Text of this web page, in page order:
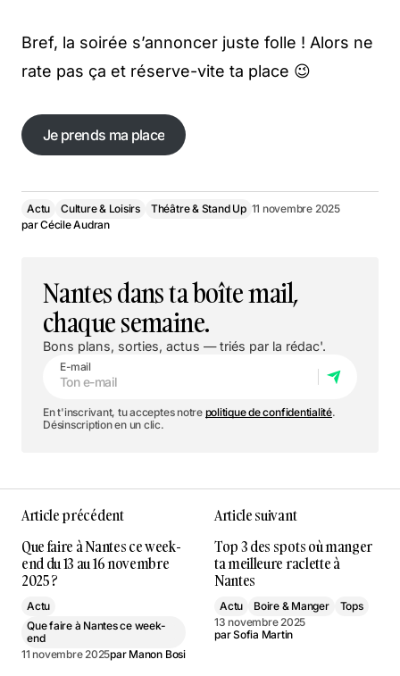
Bref, la soirée s’annoncer juste folle ! Alors ne
rate pas ça et réserve-vite ta place 😉
Je prends ma place
Je prends ma place
Actu Culture & Loisirs Théâtre & Stand Up 11 novembre 2025
parCécile Audran
Nantes dans ta boîte mail,
chaque semaine.
Bons plans, sorties, actus — triés par la rédac'.
E-mail
En t'inscrivant, tu acceptes notre politique de confidentialité.
Désinscription en un clic.
Article précédent
Que faire à Nantes ce week-
end du 13 au 16 novembre
2025 ?
Actu
Que faire à Nantes ce week-
end
11 novembre 2025par Manon Bosi
Article suivant
Top 3 des spots où manger
ta meilleure raclette à
Nantes
Actu Boire & Manger
Tops
13 novembre 2025
parSofia Martin